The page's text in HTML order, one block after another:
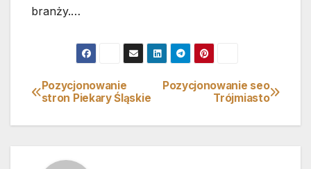
branży.…
Nawigacja
wpisu
Pozycjonowanie seo
Trójmiasto
Pozycjonowanie
stron Piekary Śląskie